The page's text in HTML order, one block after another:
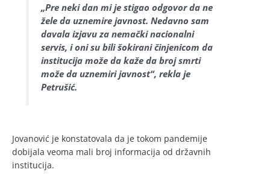
„Pre neki dan mi je stigao odgovor da ne
žele da uznemire javnost. Nedavno sam
davala izjavu za nemački nacionalni
servis, i oni su bili šokirani činjenicom da
institucija može da kaže da broj smrti
može da uznemiri javnost“, rekla je
Petrušić.
Jovanović je konstatovala da je tokom pandemije
dobijala veoma mali broj informacija od državnih
institucija.